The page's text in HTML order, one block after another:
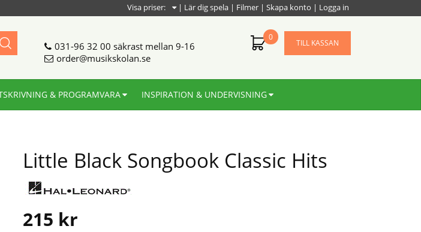
| Lär dig spela | Filmer | Skapa konto | Logga in
Visa priser:
031-96 32 00 säkrast mellan 9-16
order@musikskolan.se
0
TILL KASSAN
& PROGRAMVARA INSPIRATION & UNDERVISNING
Little Black Songbook Classic Hits
215 kr